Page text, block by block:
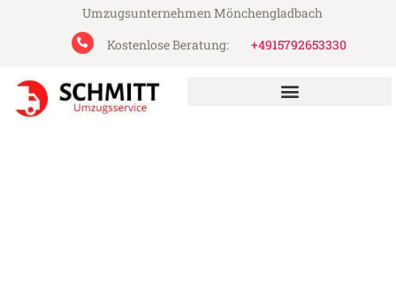
Umzugsunternehmen Mönchengladbach
Kostenlose Beratung:
+4915792653330